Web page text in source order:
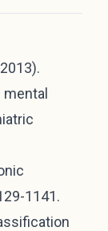
1141.